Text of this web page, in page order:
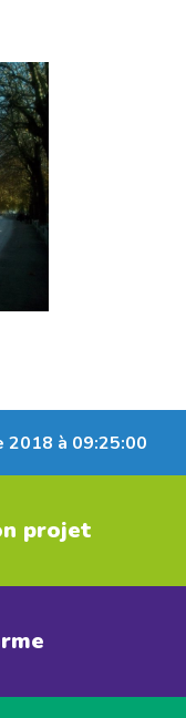
2018 à 09:25:00
projet